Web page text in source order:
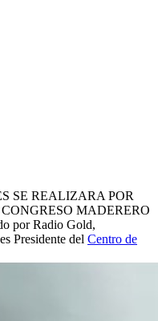
SE REALIZARA POR
MADERERO
por Radio Gold,
Presidente del Centro de